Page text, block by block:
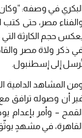
في وصفه: “وكان
مصر، حتى
حجم الكارثة
ذكر ولاة مصر
إلى إسطنبول.
المشاهد الدامية
أن وصوله ترافق
– وأمر بإعدام
في مشهدٍ